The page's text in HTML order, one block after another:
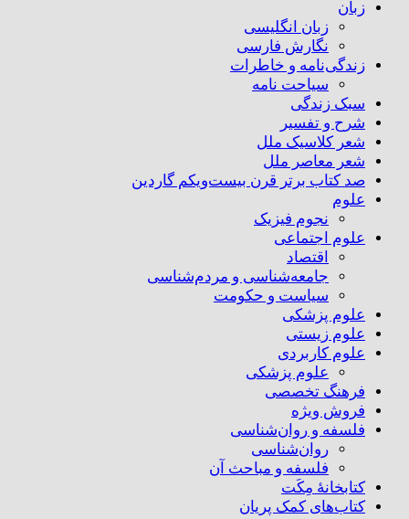
زبان
زبان انگلیسی
نگارش فارسی
زندگی‌نامه و خاطرات
سیاحت نامه
سبک زندگی
شرح و تفسیر
شعر کلاسیک ملل
شعر معاصر ملل
صد کتاب برتر قرن بیست‌و‌یکم گاردین
علوم
نجوم فیزیک
علوم اجتماعی
اقتصاد
جامعه‌شناسی و مردم‌شناسی
سیاست و حکومت
علوم پزشکی
علوم زیستی
علوم کاربردی
علوم پزشکی
فرهنگ تخصصی
فروش ویژه
فلسفه و روان‌شناسی
روان‌شناسی
فلسفه و مباحث آن
کتابخانۀ مِکَت
کتاب‌های کمک پریان